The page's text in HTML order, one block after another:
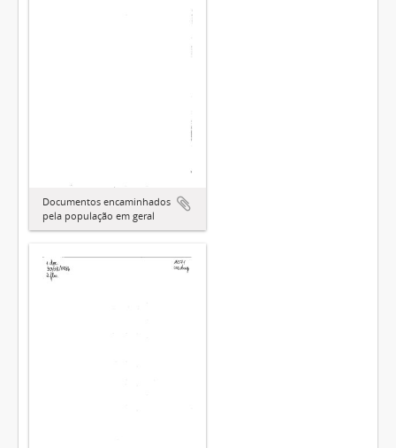
Documentos encaminhados
pela população em geral